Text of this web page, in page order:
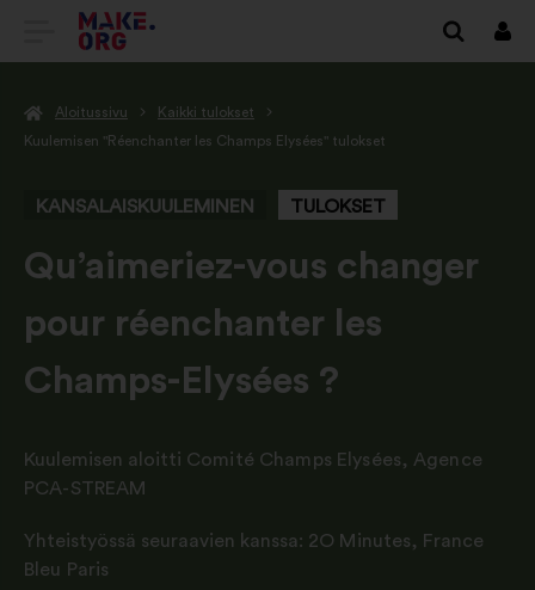
SIIRRY
KOTISIVULLE
Aloitussivu
Kaikki tulokset
Kuulemisen "Réenchanter les Champs Elysées" tulokset
KANSALAISKUULEMINEN TULOKSET
-
Qu’aimeriez-vous changer
pour réenchanter les
Champs-Elysées ?
Kuulemisen aloitti Comité Champs Elysées, Agence
PCA-STREAM
Yhteistyössä seuraavien kanssa: 2O Minutes, France
Bleu Paris